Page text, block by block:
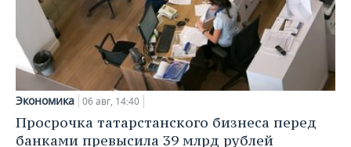
Экономика 06 авг, 14:40
Просрочка татарстанского бизнеса перед
банками превысила 39 млрд рублей